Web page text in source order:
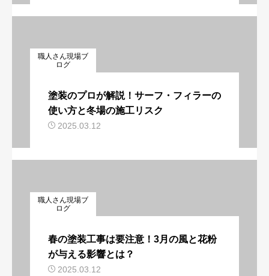
職人さん現場ブ
ログ
塗装のプロが解説！サーフ・フィラーの
使い方と冬場の施工リスク
2025.03.12
職人さん現場ブ
ログ
春の塗装工事は要注意！3月の風と花粉
が与える影響とは？
2025.03.12